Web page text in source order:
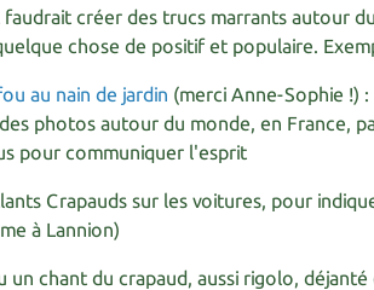
créer des trucs marrants autour
chose de positif et populaire.
au nain de jardin (merci Anne-Sophie !)
photos autour du monde, en France,
pour communiquer l'esprit
Crapauds sur les voitures, pour
à Lannion)
un chant du crapaud, aussi rigolo,